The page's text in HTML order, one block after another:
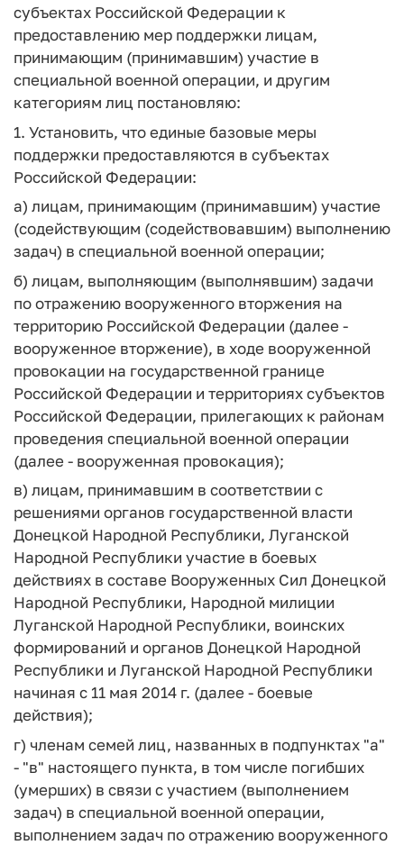
субъектах Российской Федерации к
предоставлению мер поддержки лицам,
принимающим (принимавшим) участие в
специальной военной операции, и другим
категориям лиц постановляю:
1. Установить, что единые базовые меры
поддержки предоставляются в субъектах
Российской Федерации:
а) лицам, принимающим (принимавшим) участие
(содействующим (содействовавшим) выполнению
задач) в специальной военной операции;
б) лицам, выполняющим (выполнявшим) задачи
по отражению вооруженного вторжения на
территорию Российской Федерации (далее -
вооруженное вторжение), в ходе вооруженной
провокации на государственной границе
Российской Федерации и территориях субъектов
Российской Федерации, прилегающих к районам
проведения специальной военной операции
(далее - вооруженная провокация);
в) лицам, принимавшим в соответствии с
решениями органов государственной власти
Донецкой Народной Республики, Луганской
Народной Республики участие в боевых
действиях в составе Вооруженных Сил Донецкой
Народной Республики, Народной милиции
Луганской Народной Республики, воинских
формирований и органов Донецкой Народной
Республики и Луганской Народной Республики
начиная с 11 мая 2014 г. (далее - боевые
действия);
г) членам семей лиц, названных в подпунктах "а"
- "в" настоящего пункта, в том числе погибших
(умерших) в связи с участием (выполнением
задач) в специальной военной операции,
выполнением задач по отражению вооруженного